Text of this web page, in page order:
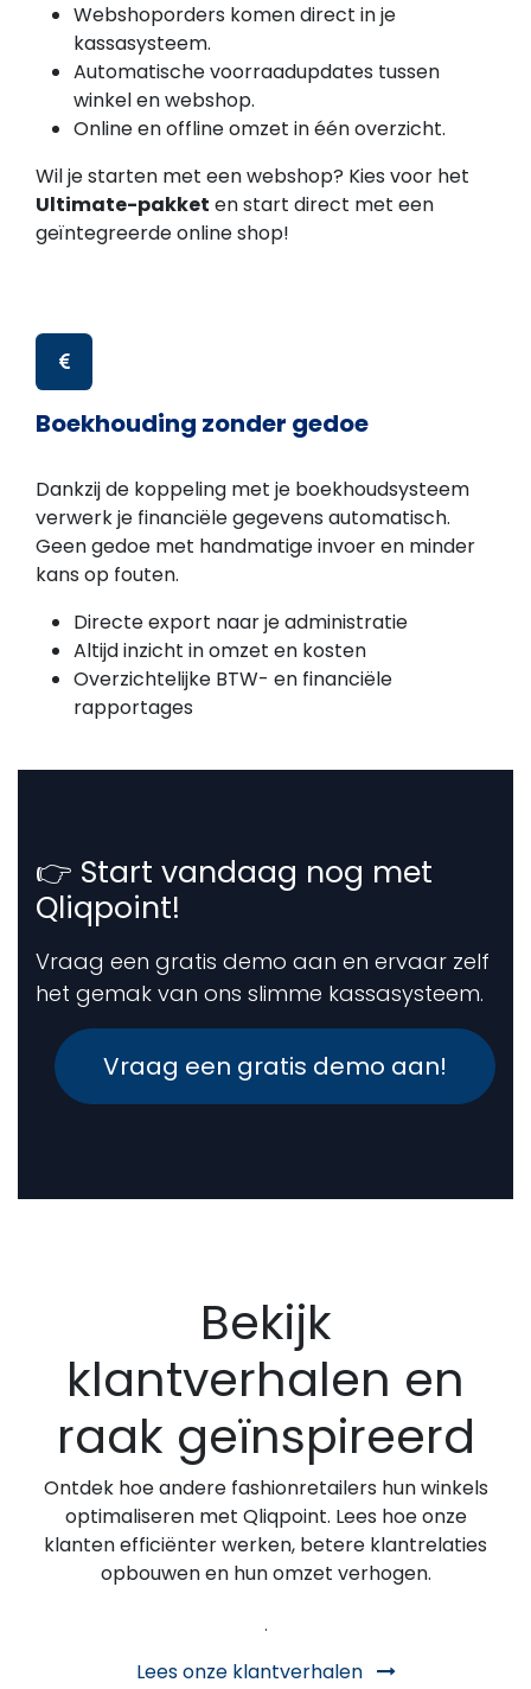
Webshoporders komen direct in je
kassasysteem.
Automatische voorraadupdates tussen
winkel en webshop.
Online en offline omzet in één overzicht.
Wil je starten met een webshop? Kies voor het
Ultimate-pakket en start direct met een
geïntegreerde online shop!
Boekhouding zonder gedoe
Dankzij de koppeling met je boekhoudsysteem
verwerk je financiële gegevens automatisch.
Geen gedoe met handmatige invoer en minder
kans op fouten.
Directe export naar je administratie
Altijd inzicht in omzet en kosten
Overzichtelijke BTW- en financiële
rapportages
👉 Start vandaag nog met
Qliqpoint!
Vraag een gratis demo aan en ervaar zelf
het gemak van ons slimme kassasysteem.
Vraag een gratis demo aan!
Bekijk
klantverhalen en
raak geïnspireerd
Ontdek hoe andere fashionretailers hun winkels
optimaliseren met Qliqpoint. Lees hoe onze
klanten efficiënter werken, betere klantrelaties
opbouwen en hun omzet verhogen.
.
Lees onze klantverhalen